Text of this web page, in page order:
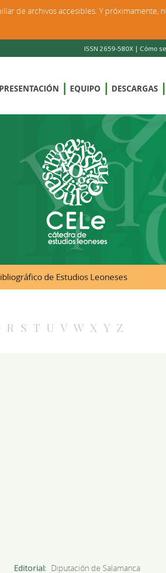
ISSN 2659-580X | Cómo
PRESENTACIÓN EQUIPO DESCARGAS
de Estudios Leoneses
R S T U V W X Y Z
Editorial
Diputación de Salamanca
de archivos accesibles. Y próximamente,